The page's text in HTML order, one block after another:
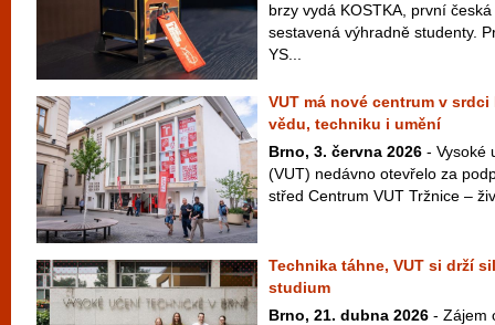
brzy vydá KOSTKA, první
sestavená výhradně studenty.
YS...
VUT má nové centrum v
vědu, techniku i umění
Brno, 3. června 2026 - Vysoké
(VUT) nedávno otevřelo za
střed Centrum VUT Tržnice –
Technika táhne, VUT si drží
studium
Brno, 21. dubna 2026 - Zájem